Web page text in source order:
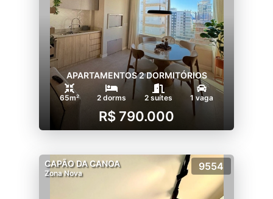
APARTAMENTOS 2 DORMITÓRIOS
65m² 2 dorms 2 suítes 1 vaga
R$ 790.000
CAPÃO DA CANOA
Zona Nova
9554